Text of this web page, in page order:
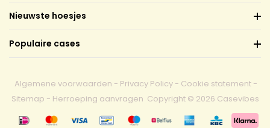
Nieuwste hoesjes
Populaire cases
Algemene voorwaarden - Privacy Policy - Cookie statement -
Sitemap - Herroeping aanvragen Copyright © 2026 Casevibes